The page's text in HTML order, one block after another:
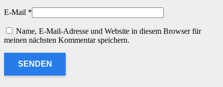
E-Mail *
Name, E-Mail-Adresse und Website in diesem Browser für
meinen nächsten Kommentar speichern.